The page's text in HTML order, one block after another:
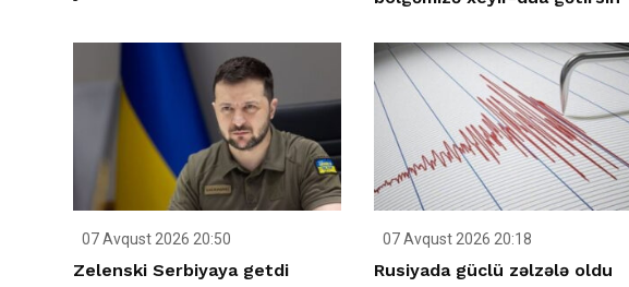
07 Avqust 2026 20:50
Zelenski Serbiyaya getdi
07 Avqust 2026 20:18
Rusiyada güclü zəlzələ oldu